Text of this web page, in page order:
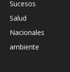
Sucesos
Salud
Nacionales
ambiente